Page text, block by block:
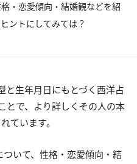
・恋愛傾向・結婚観などを紹
ントにしてみては？
と生年月日にもとづく西洋占
とで、より詳しくその人の本
ています。
いて、性格・恋愛傾向・結